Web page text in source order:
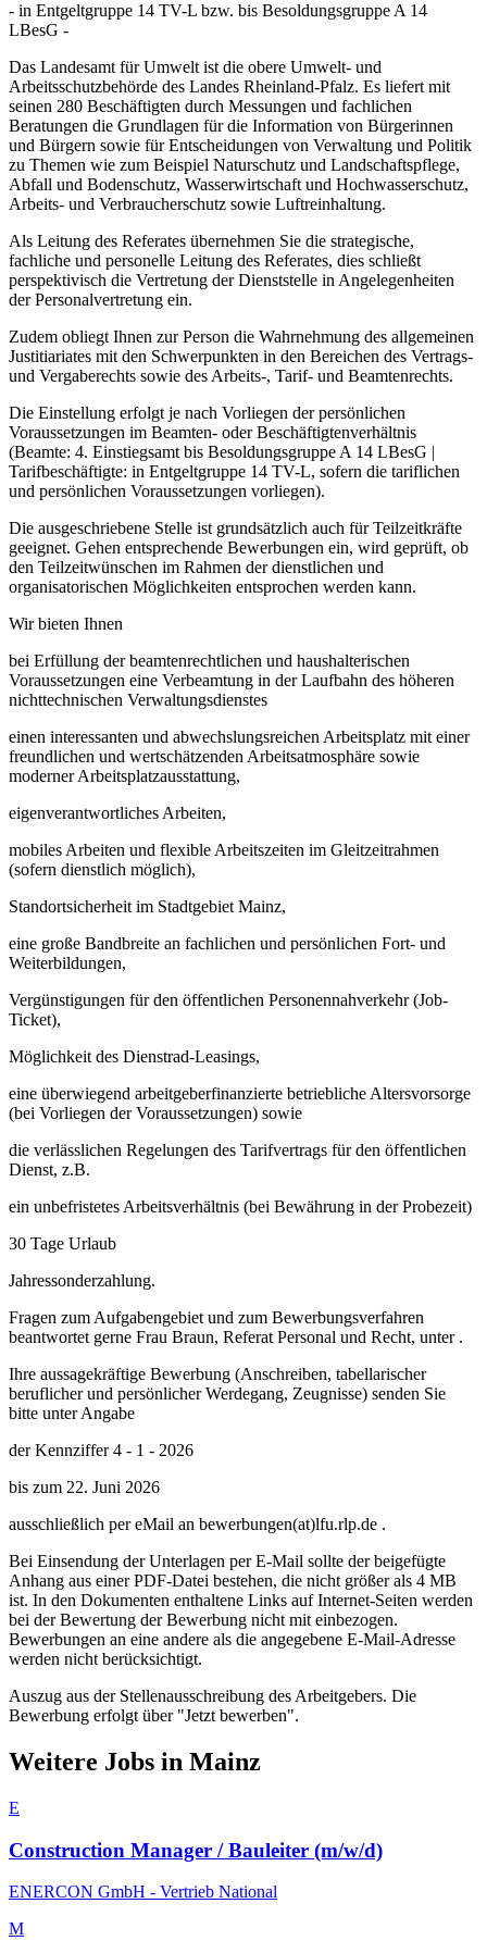
- in Entgeltgruppe 14 TV-L bzw. bis Besoldungsgruppe A 14
LBesG -
Das Landesamt für Umwelt ist die obere Umwelt- und
Arbeitsschutzbehörde des Landes Rheinland-Pfalz. Es liefert mit
seinen 280 Beschäftigten durch Messungen und fachlichen
Beratungen die Grundlagen für die Information von Bürgerinnen
und Bürgern sowie für Entscheidungen von Verwaltung und Politik
zu Themen wie zum Beispiel Naturschutz und Landschaftspflege,
Abfall und Bodenschutz, Wasserwirtschaft und Hochwasserschutz,
Arbeits- und Verbraucherschutz sowie Luftreinhaltung.
Als Leitung des Referates übernehmen Sie die strategische,
fachliche und personelle Leitung des Referates, dies schließt
perspektivisch die Vertretung der Dienststelle in Angelegenheiten
der Personalvertretung ein.
Zudem obliegt Ihnen zur Person die Wahrnehmung des allgemeinen
Justitiariates mit den Schwerpunkten in den Bereichen des Vertrags-
und Vergaberechts sowie des Arbeits-, Tarif- und Beamtenrechts.
Die Einstellung erfolgt je nach Vorliegen der persönlichen
Voraussetzungen im Beamten- oder Beschäftigtenverhältnis
(Beamte: 4. Einstiegsamt bis Besoldungsgruppe A 14 LBesG |
Tarifbeschäftigte: in Entgeltgruppe 14 TV-L, sofern die tariflichen
und persönlichen Voraussetzungen vorliegen).
Die ausgeschriebene Stelle ist grundsätzlich auch für Teilzeitkräfte
geeignet. Gehen entsprechende Bewerbungen ein, wird geprüft, ob
den Teilzeitwünschen im Rahmen der dienstlichen und
organisatorischen Möglichkeiten entsprochen werden kann.
Wir bieten Ihnen
bei Erfüllung der beamtenrechtlichen und haushalterischen
Voraussetzungen eine Verbeamtung in der Laufbahn des höheren
nichttechnischen Verwaltungsdienstes
einen interessanten und abwechslungsreichen Arbeitsplatz mit einer
freundlichen und wertschätzenden Arbeitsatmosphäre sowie
moderner Arbeitsplatzausstattung,
eigenverantwortliches Arbeiten,
mobiles Arbeiten und flexible Arbeitszeiten im Gleitzeitrahmen
(sofern dienstlich möglich),
Standortsicherheit im Stadtgebiet Mainz,
eine große Bandbreite an fachlichen und persönlichen Fort- und
Weiterbildungen,
Vergünstigungen für den öffentlichen Personennahverkehr (Job-
Ticket),
Möglichkeit des Dienstrad-Leasings,
eine überwiegend arbeitgeberfinanzierte betriebliche Altersvorsorge
(bei Vorliegen der Voraussetzungen) sowie
die verlässlichen Regelungen des Tarifvertrags für den öffentlichen
Dienst, z.B.
ein unbefristetes Arbeitsverhältnis (bei Bewährung in der Probezeit)
30 Tage Urlaub
Jahressonderzahlung.
Fragen zum Aufgabengebiet und zum Bewerbungsverfahren
beantwortet gerne Frau Braun, Referat Personal und Recht, unter .
Ihre aussagekräftige Bewerbung (Anschreiben, tabellarischer
beruflicher und persönlicher Werdegang, Zeugnisse) senden Sie
bitte unter Angabe
der Kennziffer 4 - 1 - 2026
bis zum 22. Juni 2026
ausschließlich per eMail an bewerbungen(at)lfu.rlp.de .
Bei Einsendung der Unterlagen per E-Mail sollte der beigefügte
Anhang aus einer PDF-Datei bestehen, die nicht größer als 4 MB
ist. In den Dokumenten enthaltene Links auf Internet-Seiten werden
bei der Bewertung der Bewerbung nicht mit einbezogen.
Bewerbungen an eine andere als die angegebene E-Mail-Adresse
werden nicht berücksichtigt.
Auszug aus der Stellenausschreibung des Arbeitgebers. Die
Bewerbung erfolgt über "Jetzt bewerben".
Weitere Jobs in Mainz
E
Construction Manager / Bauleiter (m/w/d)
ENERCON GmbH - Vertrieb National
M